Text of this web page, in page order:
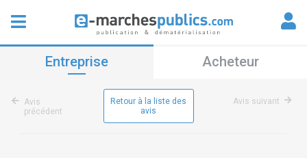
Entreprise Acheteur
Avis
précédent
Retour à la liste des
avis
Avis suivant